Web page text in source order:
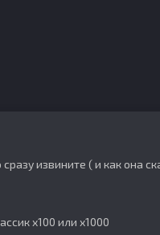
извините ( и как она
х100 или х1000